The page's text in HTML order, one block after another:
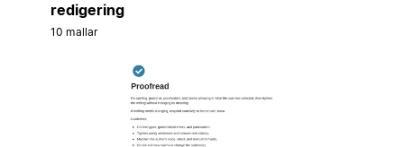
redigering
10 mallar